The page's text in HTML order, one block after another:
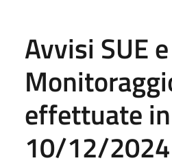
Avvisi SUE
effettuate
10/12/2024